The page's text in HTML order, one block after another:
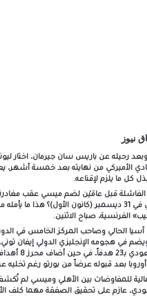
نيوز
رحيله عن باريس سان جيرمان، اختار
الأميركي من نهايته بعد خمسة أشهر،
كل ما يلزم لإقناعه.
الفاشلة قبل عامَيْن لضم ميسي عقب
مع إنتر ميامي في 31 ديسمبر (كانون
الفرنسية، صباح الاثنين.
في هجومه الإنجليزي الدولي إيفان
بعد قبوله عرضاً من بورتو رغم تخليه عن أكثر من 90 في
عازم على تحقيق الصفقة مهما كلف